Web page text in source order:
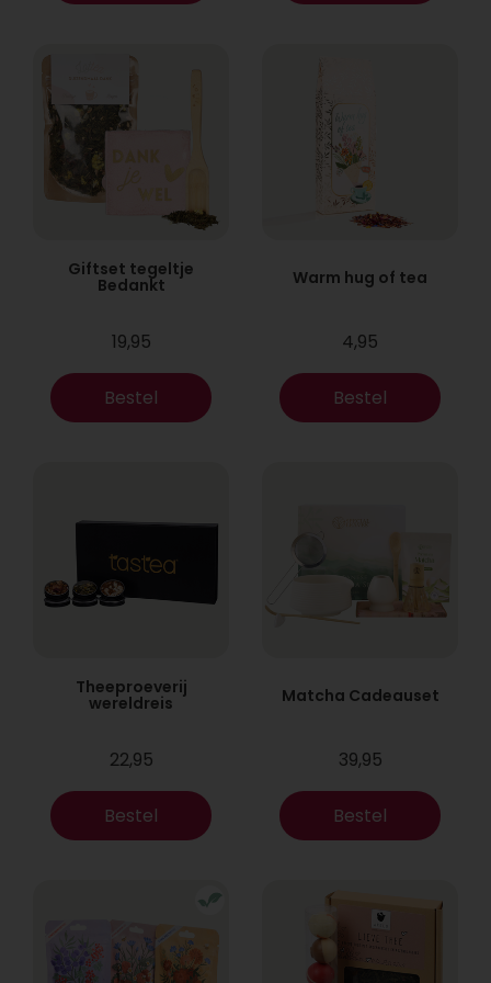
Giftset tegeltje
Bedankt
19,95
Bestel
Warm hug of tea
4,95
Bestel
Theeproeverij
wereldreis
22,95
Bestel
Matcha Cadeauset
39,95
Bestel